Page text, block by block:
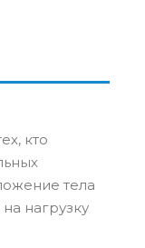
кто
тела
нагрузку